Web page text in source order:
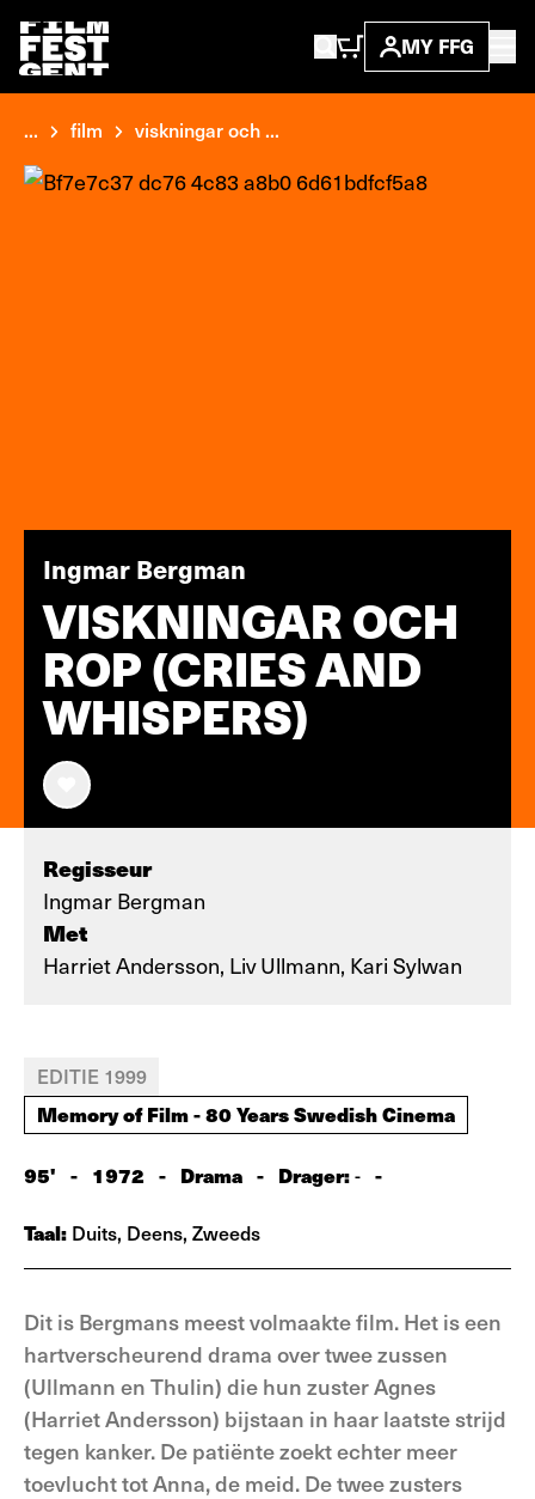
MY FFG
... film viskningar och ...
Ingmar Bergman
VISKNINGAR OCH
ROP (CRIES AND
WHISPERS)
Regisseur
Ingmar Bergman
Met
Harriet Andersson, Liv Ullmann, Kari Sylwan
EDITIE 1999
Memory of Film - 80 Years Swedish Cinema
95' - 1972 - Drama - Drager:- -
Taal: Duits, Deens, Zweeds
Dit is Bergmans meest volmaakte film. Het is een
hartverscheurend drama over twee zussen
(Ullmann en Thulin) die hun zuster Agnes
(Harriet Andersson) bijstaan in haar laatste strijd
tegen kanker. De patiënte zoekt echter meer
toevlucht tot Anna, de meid. De twee zusters